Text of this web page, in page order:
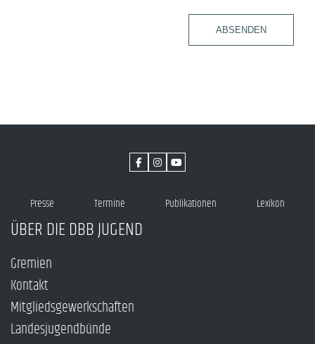
ABSENDEN
Presse Termine Publikationen Lexikon
ÜBER DIE DBB JUGEND
Gremien
Kontakt
Mitgliedsgewerkschaften
Landesjugendbünde